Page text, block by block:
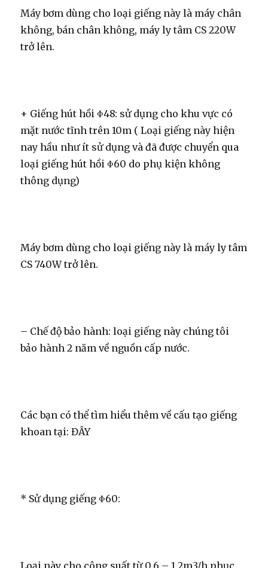
Máy bơm dùng cho loại giếng này là máy chân
không, bán chân không, máy ly tâm CS 220W
trở lên.
+ Giếng hút hồi Φ48: sử dụng cho khu vực có
mặt nước tĩnh trên 10m ( Loại giếng này hiện
nay hầu như ít sử dụng và đã được chuyển qua
loại giếng hút hồi Φ60 do phụ kiện không
thông dụng)
Máy bơm dùng cho loại giếng này là máy ly tâm
CS 740W trở lên.
– Chế độ bảo hành: loại giếng này chúng tôi
bảo hành 2 năm về nguồn cấp nước.
Các bạn có thể tìm hiểu thêm về cấu tạo giếng
khoan tại: ĐÂY
* Sử dụng giếng Φ60:
Loại này cho công suất từ 0,6 – 1,2m3/h phục